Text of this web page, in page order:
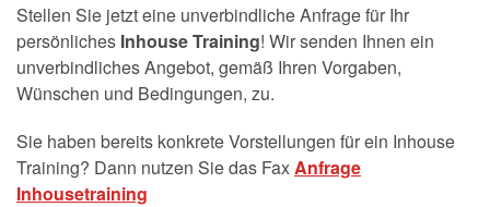
Stellen Sie jetzt eine unverbindliche Anfrage für Ihr
persönliches Inhouse Training! Wir senden Ihnen ein
unverbindliches Angebot, gemäß Ihren Vorgaben,
Wünschen und Bedingungen, zu.
Sie haben bereits konkrete Vorstellungen für ein Inhouse
Training? Dann nutzen Sie das FaxAnfrage
Inhousetraining